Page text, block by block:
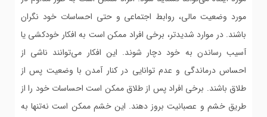
مورد وضعیت مالی، روابط اجتماعی و حتی احساسات خود نگران
باشند. در موارد شدیدتر، برخی افراد ممکن است به افکار خودکشی یا
آسیب رساندن به خود دچار شوند. این افکار می‌توانند ناشی از
احساس درماندگی و عدم توانایی در کنار آمدن با وضعیت پس از
طلاق باشند. برخی افراد پس از طلاق ممکن است احساسات خود را از
طریق خشم و عصبانیت بروز دهند. این خشم ممکن است نه‌تنها به